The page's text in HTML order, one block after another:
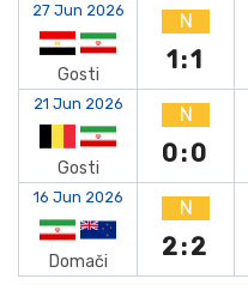
27 Jun 2026
Gosti
N
1:1
21 Jun 2026
Gosti
N
0:0
16 Jun 2026
Domači
N
2:2